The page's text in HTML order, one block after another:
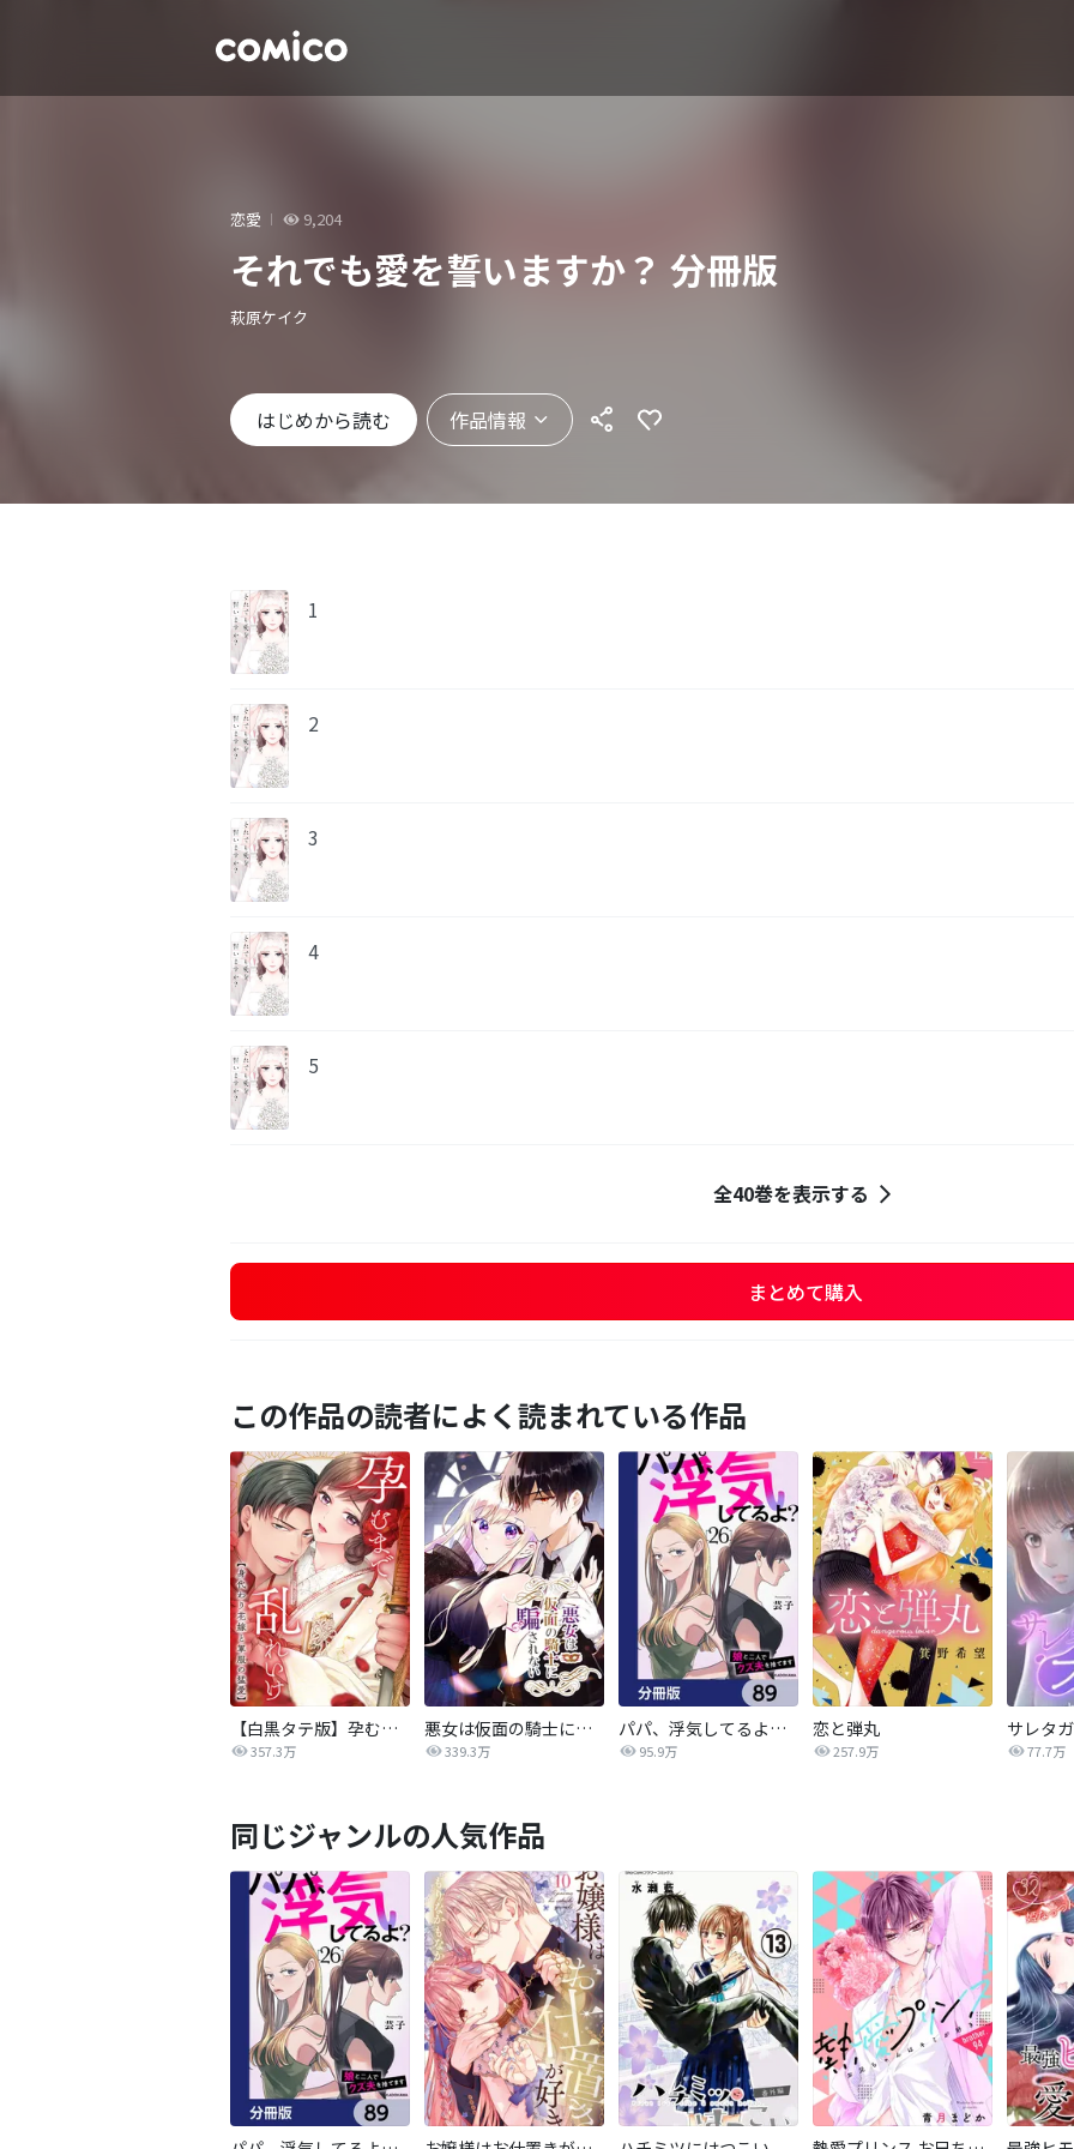
恋愛 9,204
それでも愛を誓いますか？ 分冊版
萩原ケイク
はじめから読む 作品情報
1
2
3
4
5
全40巻を表示する
まとめて購入
この作品の読者によく読まれている作品
【白黒タテ版】孕むまで乱れいけ～身代わり花嫁と軍服の猛愛
357.3万
悪女は仮面の騎士に騙されない
339.3万
パパ、浮気してるよ？娘と二人でクズ夫を捨てます【分冊版】
95.9万
恋と弾丸
257.9万 77.7万
同じジャンルの人気作品